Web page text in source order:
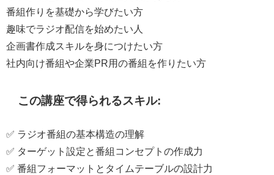
番組作りを基礎から学びたい方
趣味でラジオ配信を始めたい人
企画書作成スキルを身につけたい方
社内向け番組や企業PR用の番組を作りたい方
この講座で得られるスキル:
✅ ラジオ番組の基本構造の理解
✅ ターゲット設定と番組コンセプトの作成力
✅ 番組フォーマットとタイムテーブルの設計力